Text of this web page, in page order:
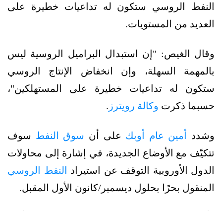
النفط الروسي ستكون له تداعيات خطيرة على
العديد من المستويات.
وقال الغيص: "إن استبدال البراميل الروسية ليس
بالمهمة السهلة، وإن انخفاض الإنتاج الروسي
ستكون له تداعيات خطيرة على المستهلكين"،
حسبما ذكرت وكالة رويترز .
وشدد أمين عام أوبك على أن سوق النفط سوف
تتكيّف مع الأوضاع الجديدة، في إشارة إلى محاولات
الدول الأوروبية التوقف عن استيراد
النفط الروسي
المنقول بحرًا بحلول ديسمبر/كانون الأول المقبل.